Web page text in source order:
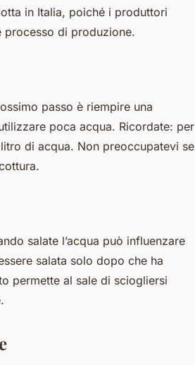
in Italia, poiché i produttori
processo di produzione.
passo è riempire una
poca acqua. Ricordate: per
di acqua. Non preoccupatevi se
salate l’acqua può influenzare
salata solo dopo che ha
permette al sale di sciogliersi